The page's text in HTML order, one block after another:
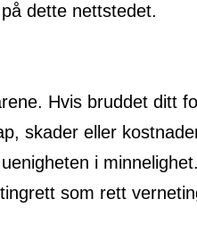
dette nettstedet.
Hvis bruddet ditt
skader eller
i
som rett